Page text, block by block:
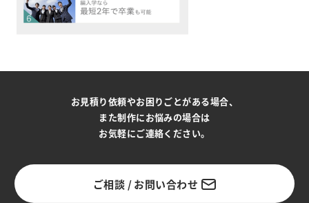
お見積り依頼やお困りごとがある場合、
また制作にお悩みの場合は
お気軽にご連絡ください。
ご相談 / お問い合わせ